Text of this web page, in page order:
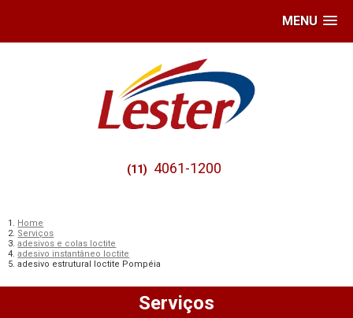
MENU
(11) 4061-1200
Home
Serviços
adesivos e colas loctite
adesivo instantâneo loctite
adesivo estrutural loctite Pompéia
Serviços